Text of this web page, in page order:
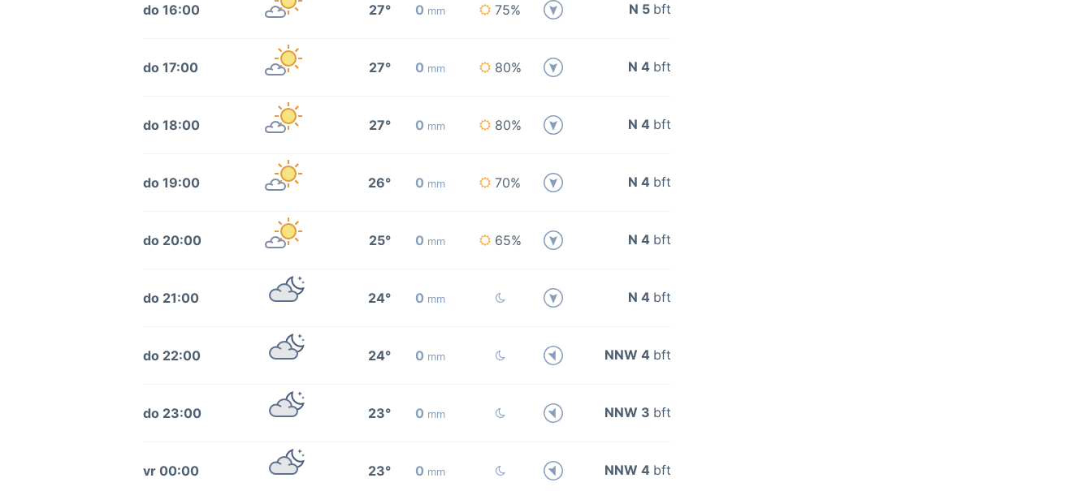
do 16:00 27° 0 mm 75% N 5 bft
do 17:00 27° 0 mm 80% N 4 bft
do 18:00 27° 0 mm 80% N 4 bft
do 19:00 26° 0 mm 70% N 4 bft
do 20:00 25° 0 mm 65% N 4 bft
do 21:00 24° 0 mm N 4 bft
do 22:00 24° 0 mm NNW 4 bft
do 23:00 23° 0 mm NNW 3 bft
vr 00:00 23° 0 mm NNW 4 bft